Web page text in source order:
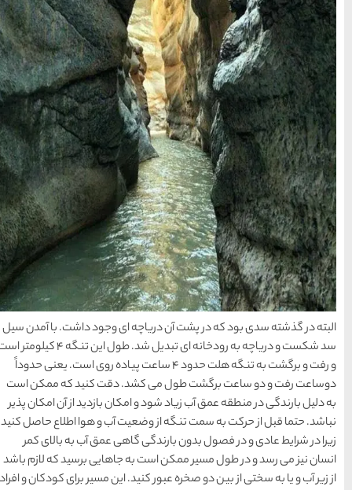
ای وجود داشت. با آمدن سیل
سد شکست و دریاچه به رودخانه ای تبدیل شد. طول این تنگه 4 کیلومتر است
تنگه هلت حدود 4 ساعت پیاده روی است. یعنی حدوداً
دقت کنید که ممکن است
بازدید از آن امکان پذیر
آب و هوا اطلاع حاصل کنید.
عمق آب به بالای کمر
جاهایی برسید که لازم باشد
این مسیر برای کودکان و افراد
غذا و خوراک(218)
مناطق خاص و رومانتیک
(65)
هتل ها(701)
[search_hotel]
محبوب
ترین
ها
آخرین
مقالات
منتخب
سردبیر
سرزمین موج های آبی
مشهد
1404-03-15
شهر چادگان اصفهان
1403-06-13
15 غذای کره ای